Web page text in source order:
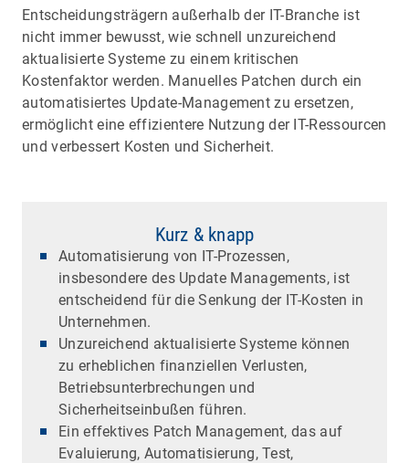
Entscheidungsträgern außerhalb der IT-Branche ist
nicht immer bewusst, wie schnell unzureichend
aktualisierte Systeme zu einem kritischen
Kostenfaktor werden. Manuelles Patchen durch ein
automatisiertes Update-Management zu ersetzen,
ermöglicht eine effizientere Nutzung der IT-Ressourcen
und verbessert Kosten und Sicherheit.
Kurz & knapp
Automatisierung von IT-Prozessen,
insbesondere des Update Managements, ist
entscheidend für die Senkung der IT-Kosten in
Unternehmen.
Unzureichend aktualisierte Systeme können
zu erheblichen finanziellen Verlusten,
Betriebsunterbrechungen und
Sicherheitseinbußen führen.
Ein effektives Patch Management, das auf
Evaluierung, Automatisierung, Test,